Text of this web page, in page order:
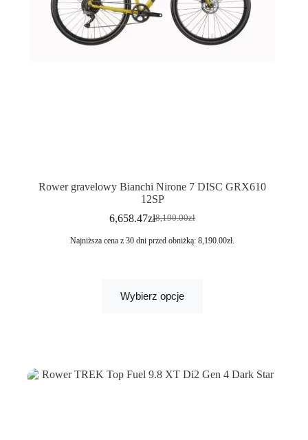
Rower gravelowy Bianchi Nirone 7 DISC GRX610
12SP
8,190.00zł
6,658.47zł
Najniższa cena z 30 dni przed obniżką:8,190.00zł.
Wybierz opcje